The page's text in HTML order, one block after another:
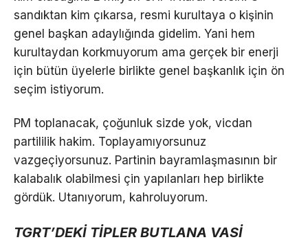
sandıktan kim çıkarsa, resmi kurultaya o kişinin
genel başkan adaylığında gidelim. Yani hem
kurultaydan korkmuyorum ama gerçek bir enerji
için bütün üyelerle birlikte genel başkanlık için ön
seçim istiyorum.
PM toplanacak, çoğunluk sizde yok, vicdan
partililik hakim. Toplayamıyorsunuz
vazgeçiyorsunuz. Partinin bayramlaşmasının bir
kalabalık olabilmesi çin yapılanları hep birlikte
gördük. Utanıyorum, kahroluyorum.
TGRT’DEKİ TİPLER BUTLANA VASİ